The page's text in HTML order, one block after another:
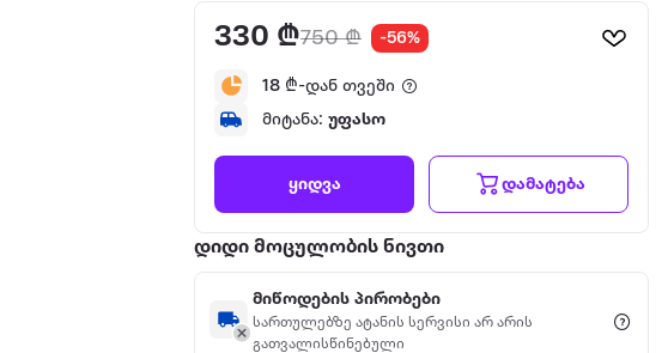
330 ₾750 ₾ -56%
18 ₾-დან თვეში
მიტანა: უფასო
ყიდვა დამატება
დიდი მოცულობის ნივთი
მიწოდების პირობები
სართულებზე ატანის სერვისი არ არის
გათვალისწინებული